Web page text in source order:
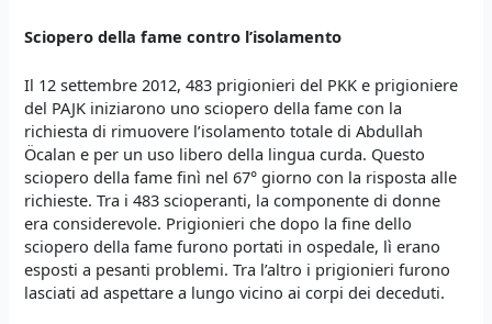
Sciopero della fame contro l’isolamento
Il 12 settembre 2012, 483 prigionieri del PKK e prigioniere
del PAJK iniziarono uno sciopero della fame con la
richiesta di rimuovere l’isolamento totale di Abdullah
Öcalan e per un uso libero della lingua curda. Questo
sciopero della fame finì nel 67° giorno con la risposta alle
richieste. Tra i 483 scioperanti, la componente di donne
era considerevole. Prigionieri che dopo la fine dello
sciopero della fame furono portati in ospedale, lì erano
esposti a pesanti problemi. Tra l’altro i prigionieri furono
lasciati ad aspettare a lungo vicino ai corpi dei deceduti.